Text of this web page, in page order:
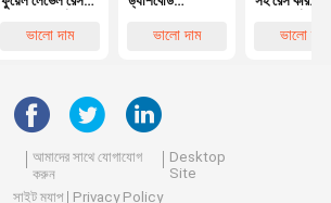
ওবিডিআইআই
ভালো দাম ভালো দাম ভালো দাম
আমাদের সাথে যোগাযোগ
করুন
Desktop
Site
সাইট ম্যাপ
Privacy Policy